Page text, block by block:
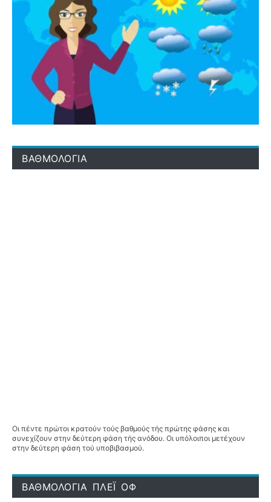
ΒΑΘΜΟΛΟΓΙΑ
Οι πέντε πρώτοι κρατούν τούς βαθμούς τής πρώτης φάσης και
συνεχίζουν στην δεύτερη φάση τής ανόδου. Οι υπόλοιποι μετέχουν
στην δεύτερη φάση τού υποβιβασμού.
ΒΑΘΜΟΛΟΓΙΑ ΠΛΕΪ ΟΦ